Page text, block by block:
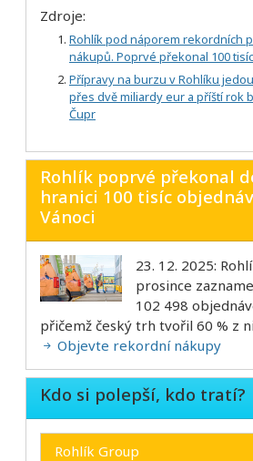
Zdroje:
Rohlík pod náporem rekordních
nákupů. Poprvé překonal 100
Přípravy na burzu v Rohlíku
přes dvě miliardy eur a příští rok
Čupr
Rohlík poprvé překonal
hranici 100 tisíc
Vánoci
23. 12. 2025:
prosince
102 498
přičemž český trh tvořil 60 % z
Objevte rekordní nákupy
Kdo si polepší, kdo tratí?
Rohlík Group